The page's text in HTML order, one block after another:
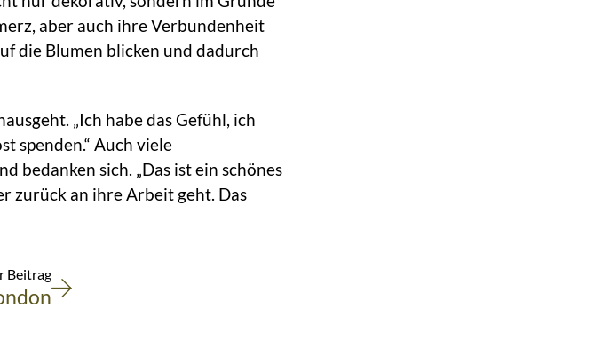
aber auch ihre Verbundenheit
die Blumen blicken und dadurch
„Ich habe das Gefühl, ich
spenden.“ Auch viele
bedanken sich. „Das ist ein schönes
zurück an ihre Arbeit geht. Das
Beitrag